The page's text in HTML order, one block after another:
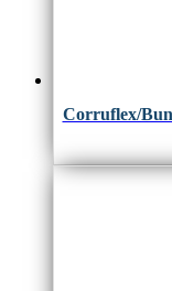
Corruflex/